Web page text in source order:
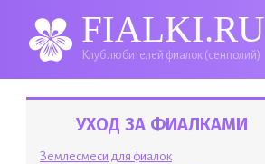
FIALKI.RU
Клуб любителей фиалок (сенполий)
УХОД ЗА ФИАЛКАМИ
Землесмеси для фиалок